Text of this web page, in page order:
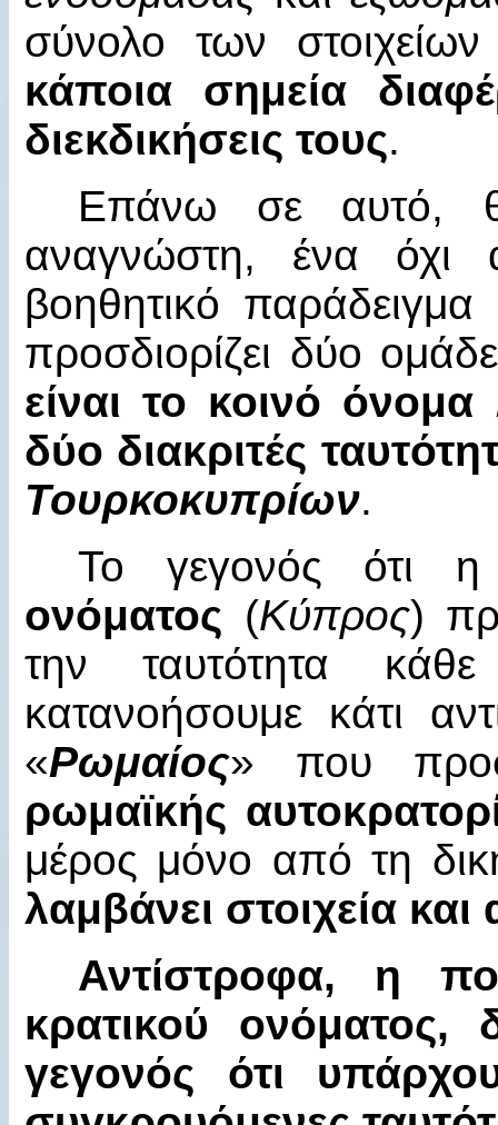
σύνολο των
κάποια σημεία
διεκδικήσεις τους.
Επάνω σε αυτό,
αναγνώστη, ένα όχι
βοηθητικό
προσδιορίζει δύο
είναι το κοινό όνομα
δύο διακριτές
Τουρκοκυπρίων.
Το γεγονός ότι
ονόματος (Κύπρος)
την ταυτότητα
κατανοήσουμε κάτι
«Ρωμαίος» που
ρωμαϊκής
μέρος μόνο από τη
λαμβάνει στοιχεία
Αντίστροφα, η
κρατικού
γεγονός ότι